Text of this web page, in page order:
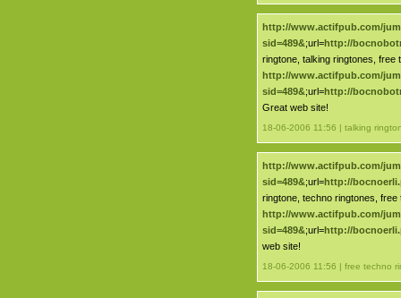
http://www.actifpub.com/
sid=489&;url=http://
ringtone, talking ringtones, free
http://www.actifpub.com/
sid=489&;url=http://
Great web site!
18-06-2006 11:56 | talking
http://www.actifpub.com/
sid=489&;url=http://
ringtone, techno ringtones,
http://www.actifpub.com/
sid=489&;url=http://
web site!
18-06-2006 11:56 | free techno